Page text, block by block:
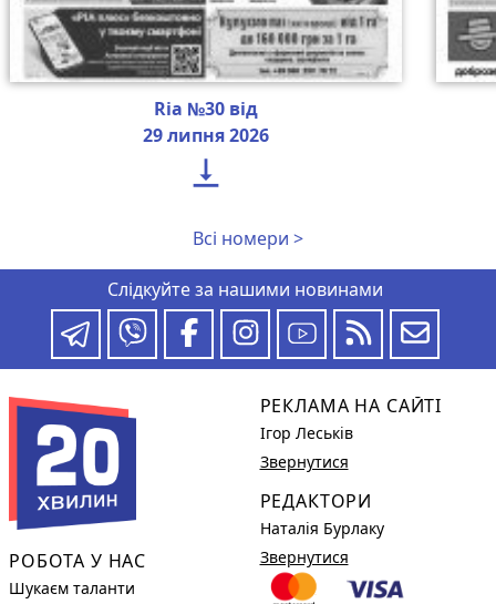
Ria №30 від
29 липня 2026

Всі номери >
Слідкуйте за нашими новинами
РОБОТА У НАС
Шукаєм таланти
РЕКЛАМА НА САЙТІ
Ігор Леськів
Звернутися
РЕДАКТОРИ
Наталія Бурлаку
Звернутися